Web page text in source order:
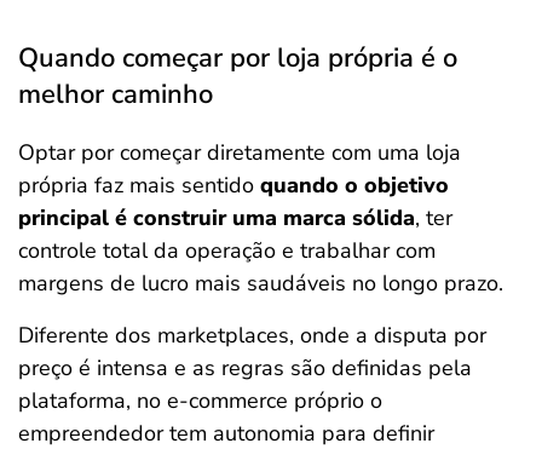
Quando começar por loja própria é o
melhor caminho
Optar por começar diretamente com uma loja
própria faz mais sentido quando o objetivo
principal é construir uma marca sólida, ter
controle total da operação e trabalhar com
margens de lucro mais saudáveis no longo prazo.
Diferente dos marketplaces, onde a disputa por
preço é intensa e as regras são definidas pela
plataforma, no e-commerce próprio o
empreendedor tem autonomia para definir